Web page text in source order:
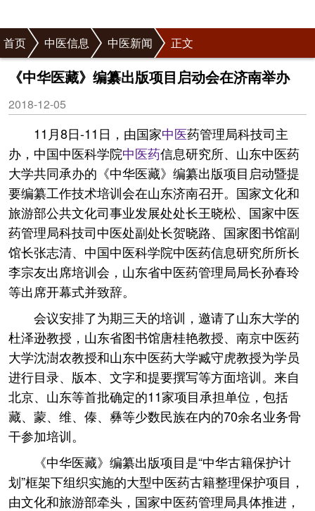
首页 中医信息 中医新闻 正文
《中华医藏》编纂出版项目启动会在济南举办
2018-12-05
11月8日-11日，由国家中医药管理局科技司主
办，中国中医科学院中医药信息研究所、山东中医药
大学共同承办的《中华医藏》编纂出版项目启动暨提
要编纂工作技术培训会在山东济南召开。国家文化和
旅游部公共文化司事业发展处处长王晓松、国家中医
药管理局科技司中医处副处长贺晓路、国家图书馆副
馆长张志清、中国中医科学院中医药信息研究所所长
李宗友出席培训会，山东省中医药管理局局长孙春玲
等出席开幕式并致辞。
会议安排了为期三天的培训，邀请了山东大学的
杜泽逊教授，山东省图书馆唐桂艳教授、南京中医药
大学沈澍农教授和山东中医药大学臧守虎教授为学员
进行目录、版本、文字和提要撰写等方面培训。来自
北京、山东等首批确定的11家项目承担单位，包括
藏、蒙、维、傣、彝等少数民族在内的70余名业务骨
干参加培训。
《中华医藏》编纂出版项目是“中华古籍保护计
划”框架下组织实施的大型中医药古籍整理保护项目，
由文化和旅游部牵头，国家中医药管理局具体推进，